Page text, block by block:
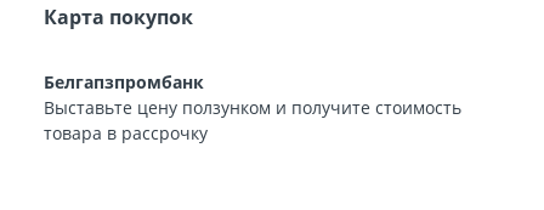
Карта покупок
Белгапзпромбанк
Выставьте цену ползунком и получите стоимость
товара в рассрочку